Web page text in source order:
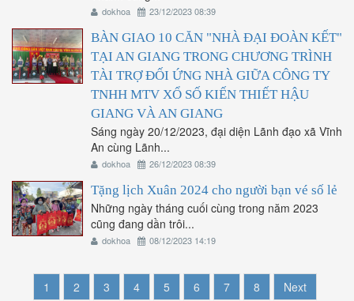
dokhoa 23/12/2023 08:39
BÀN GIAO 10 CĂN "NHÀ ĐẠI ĐOÀN KẾT"
TẠI AN GIANG TRONG CHƯƠNG TRÌNH
TÀI TRỢ ĐỐI ỨNG NHÀ GIỮA CÔNG TY
TNHH MTV XỔ SỐ KIẾN THIẾT HẬU
GIANG VÀ AN GIANG
Sáng ngày 20/12/2023, đại diện Lãnh đạo xã Vĩnh
An cùng Lãnh...
dokhoa 26/12/2023 08:39
Tặng lịch Xuân 2024 cho người bạn vé số lẻ
Những ngày tháng cuối cùng trong năm 2023
cũng đang dần trôi...
dokhoa 08/12/2023 14:19
1 2 3 4 5 6 7 8 Next